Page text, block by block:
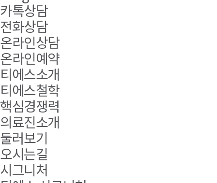
카톡상담
전화상담
온라인상담
온라인예약
티에스소개
티에스철학
핵심경쟁력
의료진소개
둘러보기
오시는길
시그니처